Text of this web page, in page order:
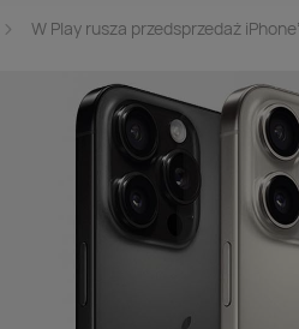
W Play rusza przedsprzedaż